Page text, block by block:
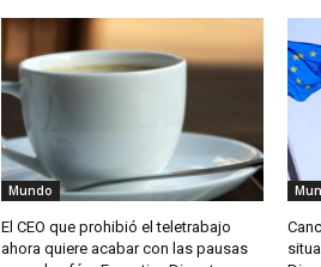
Mundo
El CEO que prohibió el teletrabajo
ahora quiere acabar con las pausas